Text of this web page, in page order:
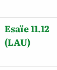
Esaïe 11.12
(LAU)